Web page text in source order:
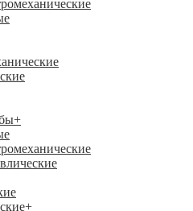
+
+